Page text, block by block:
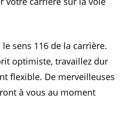
sens 116 de la carrière.
optimiste, travaillez dur
flexible. De merveilleuses
à vous au moment